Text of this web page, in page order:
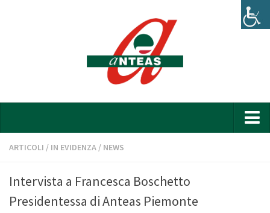
Home
Organigramma
Bilancio
ARTICOLI / IN EVIDENZA / NEWS
Intervista a Francesca Boschetto
Presidentessa di Anteas Piemonte